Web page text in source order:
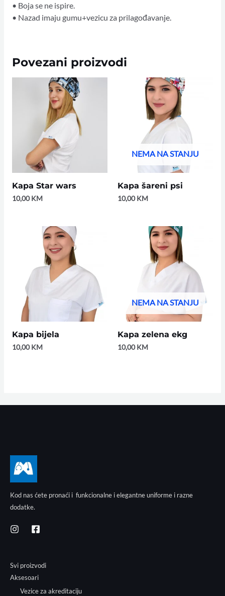
• Boja se ne ispire.
• Nazad imaju gumu+vezicu za prilagođavanje.
Povezani proizvodi
Kapa Star wars
10,00KM
NEMA NA STANJU
Kapa šareni psi
10,00KM
Kapa bijela
10,00KM
NEMA NA STANJU
Kapa zelena ekg
10,00KM
Kod nas ćete pronaći i funkcionalne i elegantne uniforme i razne
dodatke.
Svi proizvodi
Aksesoari
Vezice za akreditaciju